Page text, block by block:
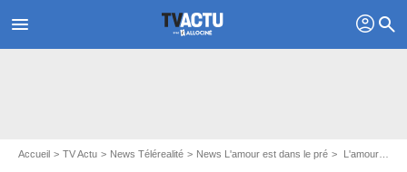
menu profil search
Accueil TV Actu News Télérealité News L'amour est dans le pré L'amour est dans le pré : "Il a fallu que je gère tout", Frédérique donne des nouvelles de Pierre et ce n'est pas la joie